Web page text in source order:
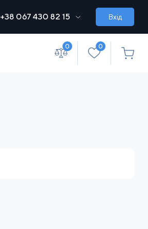
+38 067 430 82 15 Вхід
0 0